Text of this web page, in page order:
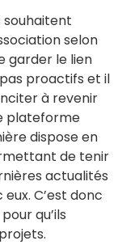
souhaitent
selon
garder le lien
proactifs et il
à revenir
plateforme
dispose en
de tenir
actualités
C’est donc
qu’ils